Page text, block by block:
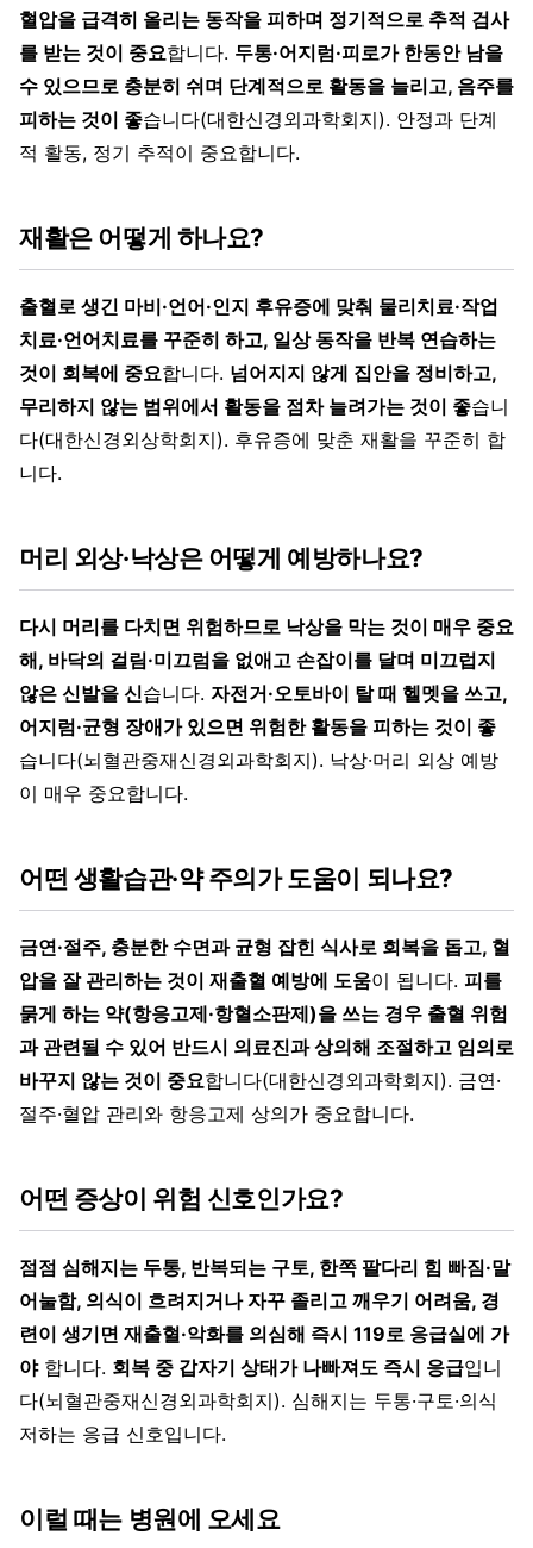
혈압을 급격히 올리는 동작을 피하며 정기적으로 추적 검사
를 받는 것이 중요합니다. 두통·어지럼·피로가 한동안 남을
수 있으므로 충분히 쉬며 단계적으로 활동을 늘리고, 음주를
피하는 것이 좋습니다(대한신경외과학회지). 안정과 단계
적 활동, 정기 추적이 중요합니다.
재활은 어떻게 하나요?
출혈로 생긴 마비·언어·인지 후유증에 맞춰 물리치료·작업
치료·언어치료를 꾸준히 하고, 일상 동작을 반복 연습하는
것이 회복에 중요합니다. 넘어지지 않게 집안을 정비하고,
무리하지 않는 범위에서 활동을 점차 늘려가는 것이 좋습니
다(대한신경외상학회지). 후유증에 맞춘 재활을 꾸준히 합
니다.
머리 외상·낙상은 어떻게 예방하나요?
다시 머리를 다치면 위험하므로 낙상을 막는 것이 매우 중요
해, 바닥의 걸림·미끄럼을 없애고 손잡이를 달며 미끄럽지
않은 신발을 신습니다. 자전거·오토바이 탈 때 헬멧을 쓰고,
어지럼·균형 장애가 있으면 위험한 활동을 피하는 것이 좋
습니다(뇌혈관중재신경외과학회지). 낙상·머리 외상 예방
이 매우 중요합니다.
어떤 생활습관·약 주의가 도움이 되나요?
금연·절주, 충분한 수면과 균형 잡힌 식사로 회복을 돕고, 혈
압을 잘 관리하는 것이 재출혈 예방에 도움이 됩니다. 피를
묽게 하는 약(항응고제·항혈소판제)을 쓰는 경우 출혈 위험
과 관련될 수 있어 반드시 의료진과 상의해 조절하고 임의로
바꾸지 않는 것이 중요합니다(대한신경외과학회지). 금연·
절주·혈압 관리와 항응고제 상의가 중요합니다.
어떤 증상이 위험 신호인가요?
점점 심해지는 두통, 반복되는 구토, 한쪽 팔다리 힘 빠짐·말
어눌함, 의식이 흐려지거나 자꾸 졸리고 깨우기 어려움, 경
련이 생기면 재출혈·악화를 의심해 즉시 119로 응급실에 가
야합니다. 회복 중 갑자기 상태가 나빠져도 즉시 응급입니
다(뇌혈관중재신경외과학회지). 심해지는 두통·구토·의식
저하는 응급 신호입니다.
이럴 때는 병원에 오세요